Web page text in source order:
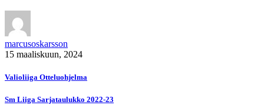
marcusoskarsson
15 maaliskuun, 2024
Valioliiga Otteluohjelma
Sm Liiga Sarjataulukko 2022-23